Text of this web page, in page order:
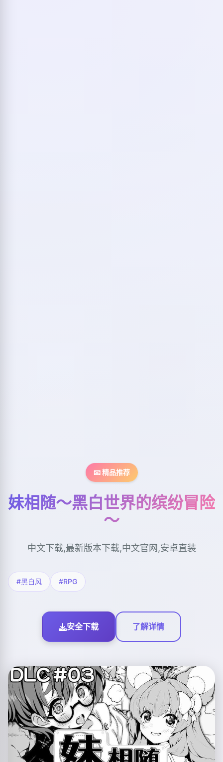
📧 精品推荐
妹相随～黑白世界的缤纷冒险
～
中文下载,最新版本下载,中文官网,安卓直装
#黑白风 #RPG
安全下载 了解详情